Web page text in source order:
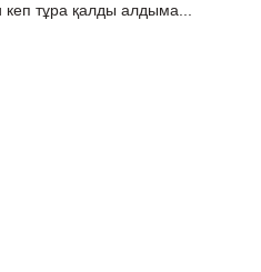
кеп тұра қалды алдыма...